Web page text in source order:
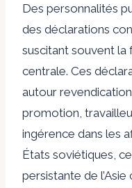
Des personnalités
des déclarations
suscitant souvent la
centrale. Ces
autour
promotion,
ingérence dans les
États soviétiques,
persistante de